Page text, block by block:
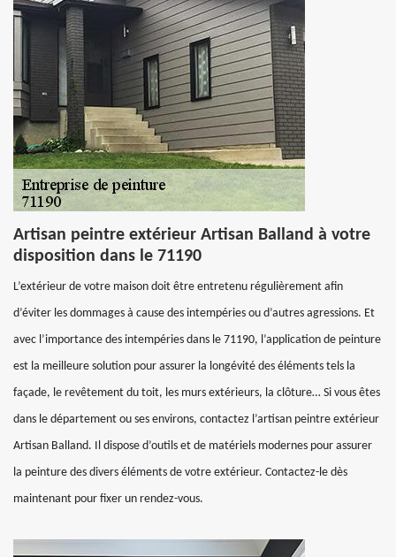
Artisan peintre extérieur Artisan Balland à votre
disposition dans le 71190
L’extérieur de votre maison doit être entretenu régulièrement afin
d’éviter les dommages à cause des intempéries ou d’autres agressions. Et
avec l’importance des intempéries dans le 71190, l’application de peinture
est la meilleure solution pour assurer la longévité des éléments tels la
façade, le revêtement du toit, les murs extérieurs, la clôture… Si vous êtes
dans le département ou ses environs, contactez l’artisan peintre extérieur
Artisan Balland. Il dispose d’outils et de matériels modernes pour assurer
la peinture des divers éléments de votre extérieur. Contactez-le dès
maintenant pour fixer un rendez-vous.